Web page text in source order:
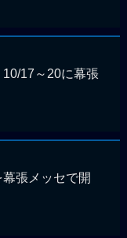
17～20に幕張
張メッセで開